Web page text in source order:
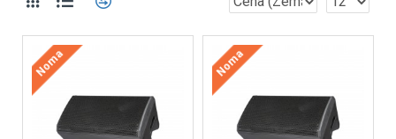
Noma Noma